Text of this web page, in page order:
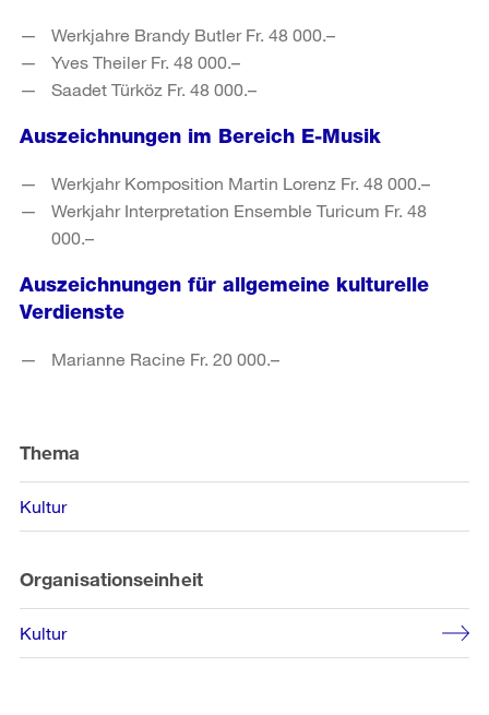
Werkjahre Brandy Butler Fr. 48 000.–
Yves Theiler Fr. 48 000.–
Saadet Türköz Fr. 48 000.–
Auszeichnungen im Bereich E-Musik
Werkjahr Komposition Martin Lorenz Fr. 48 000.–
Werkjahr Interpretation Ensemble Turicum Fr. 48
000.–
Auszeichnungen für allgemeine kulturelle
Verdienste
Marianne Racine Fr. 20 000.–
Informationen
Thema
Kultur
Organisationseinheit
Kultur